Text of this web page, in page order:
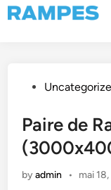
Skip
to
Posted
Paire de
byadmin • mai